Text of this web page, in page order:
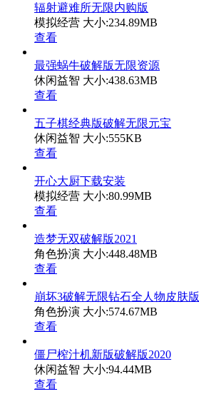
辐射避难所无限内购版
模拟经营 大小:234.89MB
查看
最强蜗牛破解版无限资源
休闲益智 大小:438.63MB
查看
五子棋经典版破解无限元宝
休闲益智 大小:555KB
查看
开心大厨下载安装
模拟经营 大小:80.99MB
查看
造梦无双破解版2021
角色扮演 大小:448.48MB
查看
崩坏3破解无限钻石全人物皮肤版
角色扮演 大小:574.67MB
查看
僵尸榨汁机新版破解版2020
休闲益智 大小:94.44MB
查看